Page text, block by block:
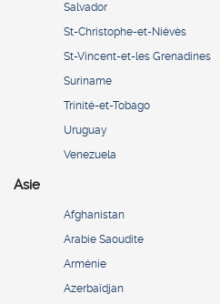
Salvador
St-Christophe-et-Niévès
St-Vincent-et-les Grenadines
Suriname
Trinité-et-Tobago
Uruguay
Venezuela
Asie
Afghanistan
Arabie Saoudite
Arménie
Azerbaïdjan